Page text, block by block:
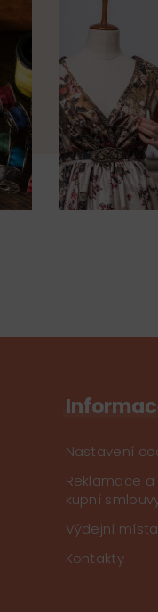
Nastavení
Reklamace
kupní
Výdejní místa
Kontakty